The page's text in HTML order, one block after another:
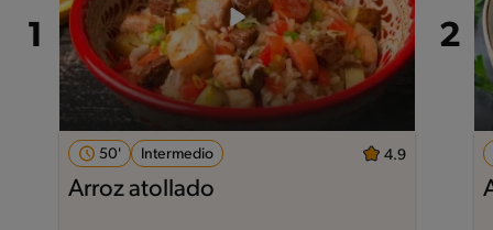
50' Intermedio 4.9
Arroz atollado